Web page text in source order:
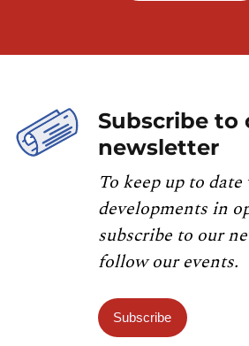
Subscribe to
newsletter
To keep up to
developments in
subscribe to our
follow our events.
Subscribe